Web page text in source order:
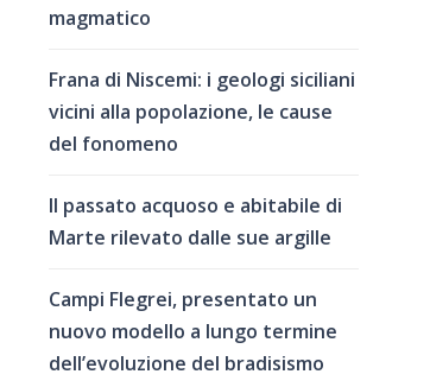
magmatico
Frana di Niscemi: i geologi siciliani
vicini alla popolazione, le cause
del fonomeno
Il passato acquoso e abitabile di
Marte rilevato dalle sue argille
Campi Flegrei, presentato un
nuovo modello a lungo termine
dell’evoluzione del bradisismo